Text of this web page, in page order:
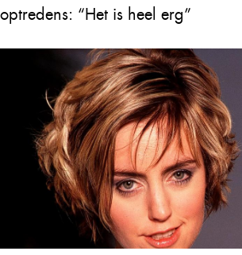
optredens: “Het is heel erg”